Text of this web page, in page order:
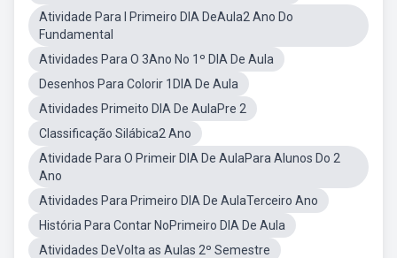
Atividade Para I Primeiro DIA DeAula2 Ano Do
Fundamental
Atividades Para O 3Ano No 1º DIA De Aula
Desenhos Para Colorir 1DIA De Aula
Atividades Primeito DIA De AulaPre 2
Classificação Silábica2 Ano
Atividade Para O Primeir DIA De AulaPara Alunos Do 2
Ano
Atividades Para Primeiro DIA De AulaTerceiro Ano
História Para Contar NoPrimeiro DIA De Aula
Atividades DeVolta as Aulas 2º Semestre